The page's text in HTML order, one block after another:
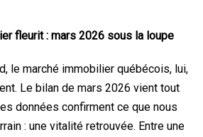
fleurit : mars 2026 sous la loupe
le marché immobilier québécois, lui,
Le bilan de mars 2026 vient tout
données confirment ce que nous
: une vitalité retrouvée. Entre une